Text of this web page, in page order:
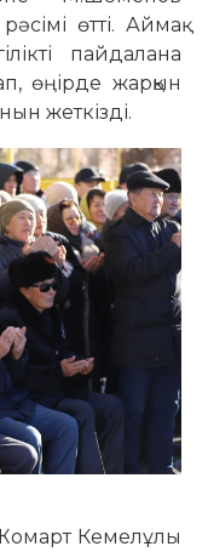
өтті. Аймақ
пай­далана
өңірде жарқын
жеткізді.
Кемелұлы